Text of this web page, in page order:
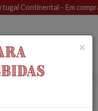
Continental - Em
×